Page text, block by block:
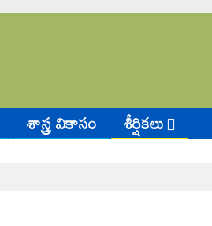
శాస్త్ర వికాసం శీర్షికలు